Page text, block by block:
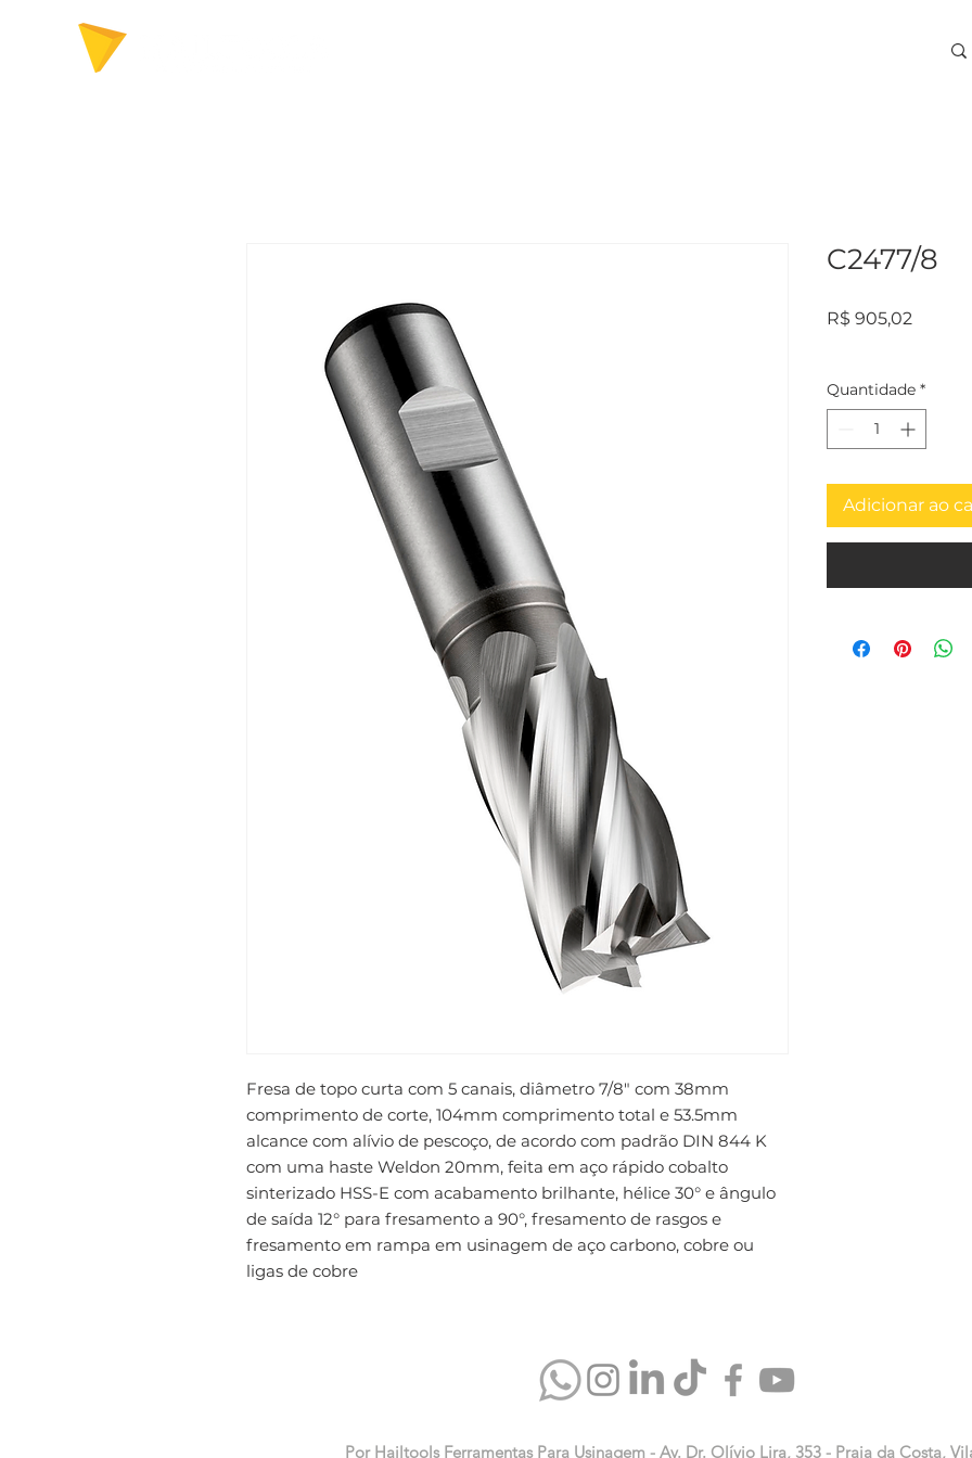
Fresa de topo curta com 5 canais, diâmetro 7/8" com 38mm
comprimento de corte, 104mm comprimento total e 53.5mm
alcance com alívio de pescoço, de acordo com padrão DIN 844 K
com uma haste Weldon 20mm, feita em aço rápido cobalto
sinterizado HSS-E com acabamento brilhante, hélice 30° e ângulo
de saída 12° para fresamento a 90°, fresamento de rasgos e
fresamento em rampa em usinagem de aço carbono, cobre ou
ligas de cobre
C2477/8
R$ 905,02
Quantidade *
Adicionar ao
Por Hailtools Ferramentas Para Usinagem - Av. Dr. Olívio Lira, 353 - Praia da Costa,